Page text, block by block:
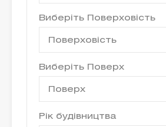
Виберіть Поверховість
Поверховість
Виберіть Поверх
Поверх
Рік будівництва